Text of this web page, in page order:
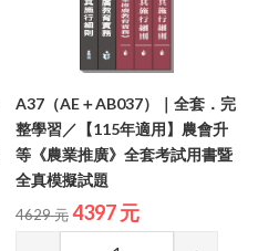
A37（AE＋AB037）｜全套．完
整學習／【115年適用】農會升
等《農業推廣》全套考試用書暨
全真模擬試題
4629 元4397 元